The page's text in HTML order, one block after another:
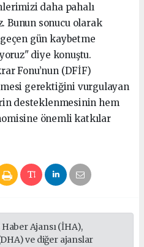
daha pahalı
Bunun sonucu olarak
gün kaybetme
diye konuştu.
Fonu’nun (DFİF)
gerektiğini vurgulayan
desteklenmesinin hem
önemli katkılar
Ajansı (İHA),
ve diğer ajanslar